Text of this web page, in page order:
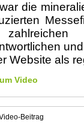
die
Website als
Video
Beitrag